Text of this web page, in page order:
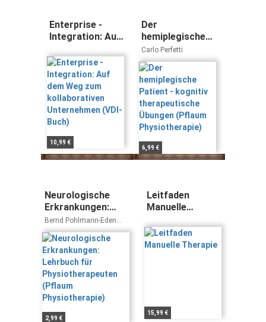
Enterprise -
Integration: Auf
kollaborativen
Unternehmen
(VDI-Buch)
10,99 €
Der
hemiplegische
Patient -
kognitiv
therapeutische
Übungen
(Pflaum
Physiotherapie)
Carlo Perfetti
6,99 €
Neurologische
Erkrankungen:
Lehrbuch für
Physiotherapeuten
(Pflaum
Physiotherapie)
Bernd Pohlmann-Eden
Jutta Hinrichs
2,99 €
Leitfaden
Manuelle
15,99 €